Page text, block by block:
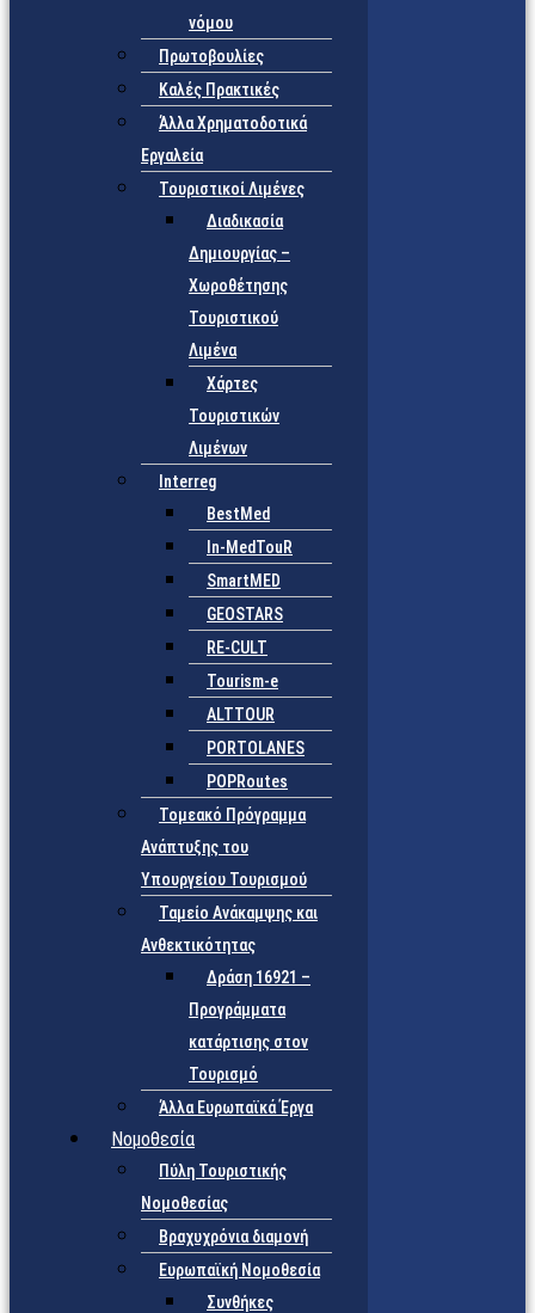
νόμου
Πρωτοβουλίες
Καλές Πρακτικές
Άλλα Χρηματοδοτικά
Εργαλεία
Τουριστικοί Λιμένες
Διαδικασία
Δημιουργίας –
Χωροθέτησης
Τουριστικού
Λιμένα
Χάρτες
Τουριστικών
Λιμένων
Interreg
BestMed
In-MedTouR
SmartMED
GEOSTARS
RE-CULT
Tourism-e
ALTTOUR
PORTOLANES
POPRoutes
Τομεακό Πρόγραμμα
Ανάπτυξης του
Υπουργείου Τουρισμού
Ταμείο Ανάκαμψης και
Ανθεκτικότητας
Δράση 16921 –
Προγράμματα
κατάρτισης στον
Τουρισμό
Άλλα Ευρωπαϊκά Έργα
Νομοθεσία
Πύλη Τουριστικής
Νομοθεσίας
Βραχυχρόνια διαμονή
Ευρωπαϊκή Νομοθεσία
Συνθήκες